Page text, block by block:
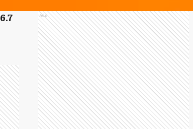
6.7
Ads